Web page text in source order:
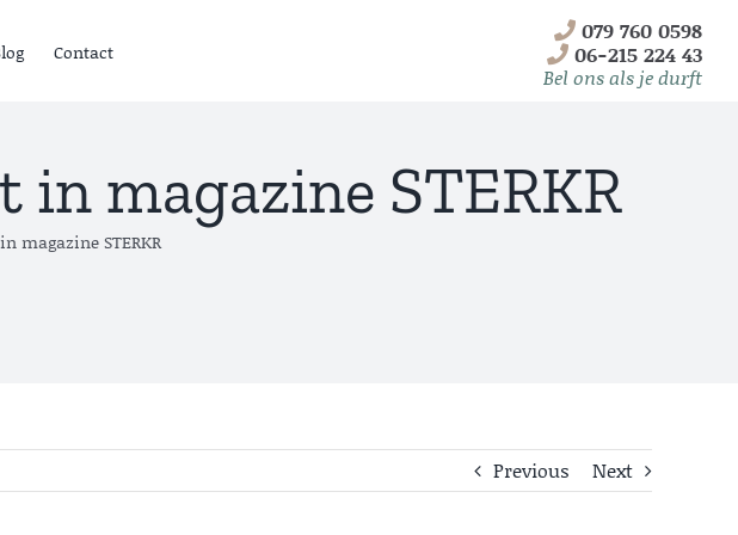
Contact
079 760 0598
06-215 224 43
Bel ons als je durft
magazine STERKR
magazine STERKR
Previous Next
B2B
Lees meer
Lees meer